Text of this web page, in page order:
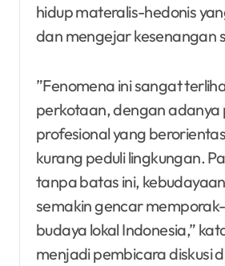
hidup materalis-hedonis
dan mengejar kesenangan
”Fenomena ini sangat
perkotaan, dengan adanya
profesional yang
kurang peduli lingkungan.
tanpa batas ini,
semakin gencar
budaya lokal Indonesia,”
menjadi pembicara diskusi